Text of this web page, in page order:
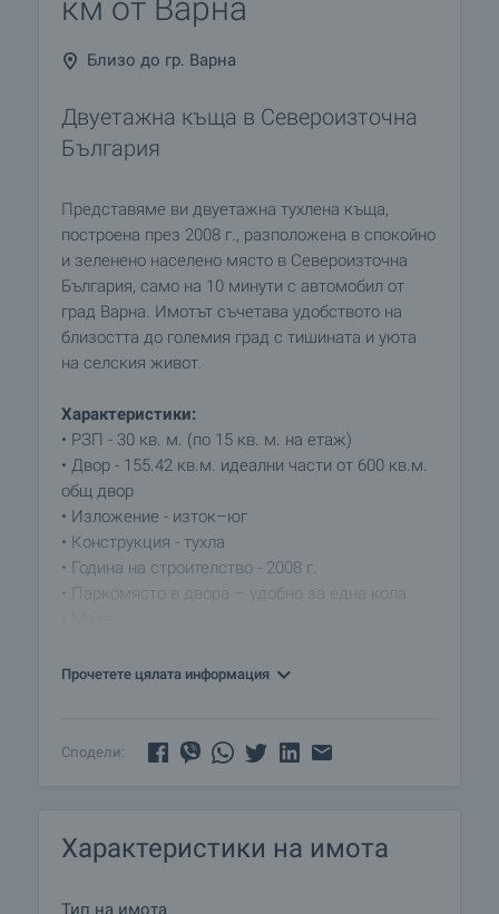
км от Варна
Близо до гр. Варна
Двуетажна къща в Североизточна
България
Представяме ви двуетажна тухлена къща,
построена през 2008 г., разположена в спокойно
и зеленено населено място в Североизточна
България, само на 10 минути с автомобил от
град Варна. Имотът съчетава удобството на
близостта до големия град с тишината и уюта
на селския живот.
Характеристики:
• РЗП - 30 кв. м. (по 15 кв. м. на етаж)
• Двор - 155.42 кв.м. идеални части от 600 кв.м.
общ двор
• Изложение - изток–юг
• Конструкция - тухла
• Година на строителство - 2008 г.
• Паркомясто в двора – удобно за една кола
включително хидрофорна система
• Полусутерен (етаж 1) - две помещения –
просторна и светла трапезария с кухненски
гледка към двора
Прочетете цялата информация
Сподели:
Характеристики на имота
Тип на имота